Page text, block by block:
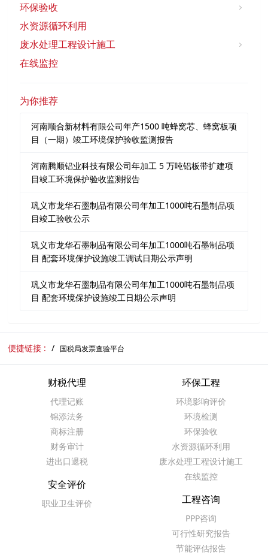
环保验收
水资源循环利用
废水处理工程设计施工
在线监控
为你推荐
河南顺合新材料有限公司年产1500 吨蜂窝芯、蜂窝板项
目（一期）竣工环境保护验收监测报告
河南腾顺铝业科技有限公司年加工 5 万吨铝板带扩建项
目竣工环境保护验收监测报告
巩义市龙华石墨制品有限公司年加工1000吨石墨制品项
目竣工验收公示
巩义市龙华石墨制品有限公司年加工1000吨石墨制品项
目 配套环境保护设施竣工调试日期公示声明
巩义市龙华石墨制品有限公司年加工1000吨石墨制品项
目 配套环境保护设施竣工日期公示声明
便捷链接 : 国税局发票查验平台
财税代理
代理记账
锦添法务
商标注册
财务审计
进出口退税
环保工程
环境影响评价
环境检测
环保验收
水资源循环利用
废水处理工程设计施工
在线监控
安全评价
职业卫生评价 工程咨询
PPP咨询
可行性研究报告
节能评估报告